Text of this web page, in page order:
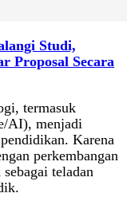
Studi,
Proposal Secara
termasuk
AI), menjadi
Karena
perkembangan
teladan